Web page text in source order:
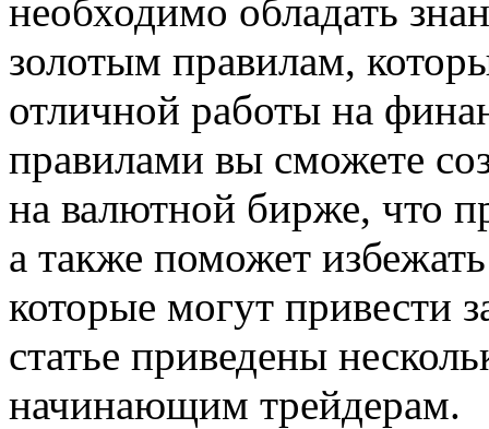
необходимо обладать
золотым правилам,
отличной работы на
правилами вы сможете
на валютной бирже, что
а также поможет
которые могут привести
статье приведены
начинающим трейдерам.